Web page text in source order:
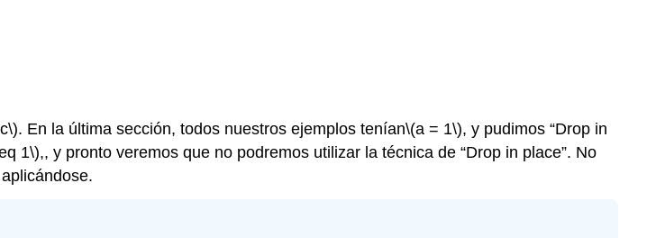
. En la última sección, todos nuestros ejemplos tenían\(a = 1\), y pudimos “Drop in
1\),, y pronto veremos que no podremos utilizar la técnica de “Drop in place”. No